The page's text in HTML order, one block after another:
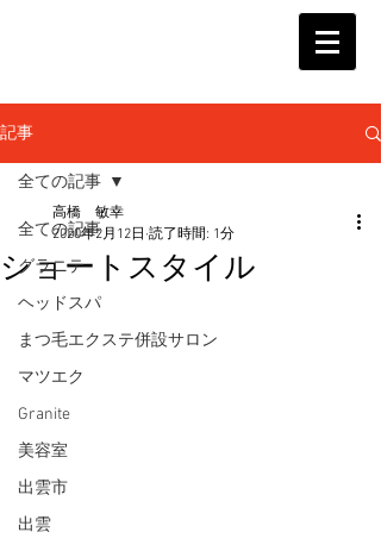
記事
全ての記事
グラニテ
ヘッドスパ
まつ毛エクステ併設サロン
マツエク
Granite
美容室
出雲市
出雲
全ての記事
ショートスタイル
高橋 敏幸
2020年2月12日 読了時間: 1分